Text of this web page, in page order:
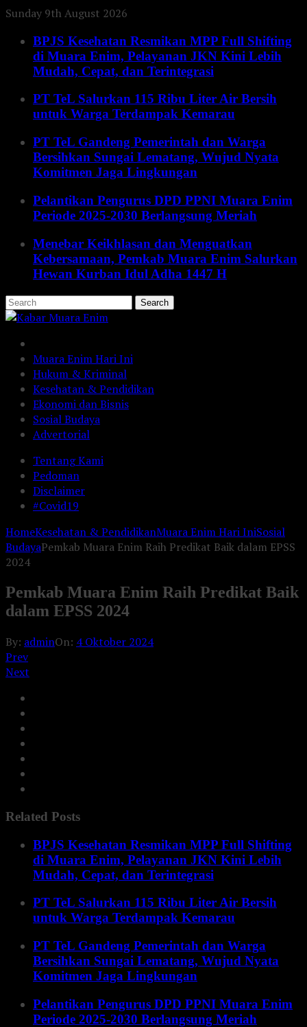
Sunday 9th August 2026
BPJS Kesehatan Resmikan MPP Full Shifting
di Muara Enim, Pelayanan JKN Kini Lebih
Mudah, Cepat, dan Terintegrasi
PT TeL Salurkan 115 Ribu Liter Air Bersih
untuk Warga Terdampak Kemarau
PT TeL Gandeng Pemerintah dan Warga
Bersihkan Sungai Lematang, Wujud Nyata
Komitmen Jaga Lingkungan
Pelantikan Pengurus DPD PPNI Muara Enim
Periode 2025-2030 Berlangsung Meriah
Menebar Keikhlasan dan Menguatkan
Kebersamaan, Pemkab Muara Enim Salurkan
Hewan Kurban Idul Adha 1447 H
Muara Enim Hari Ini
Hukum & Kriminal
Kesehatan & Pendidikan
Ekonomi dan Bisnis
Sosial Budaya
Advertorial
Tentang Kami
Pedoman
Disclaimer
#Covid19
HomeKesehatan & PendidikanMuara Enim Hari IniSosial
BudayaPemkab Muara Enim Raih Predikat Baik dalam EPSS
2024
Pemkab Muara Enim Raih Predikat Baik
dalam EPSS 2024
By: adminOn: 4 Oktober 2024
Prev
Next
Related Posts
BPJS Kesehatan Resmikan MPP Full Shifting
di Muara Enim, Pelayanan JKN Kini Lebih
Mudah, Cepat, dan Terintegrasi
PT TeL Salurkan 115 Ribu Liter Air Bersih
untuk Warga Terdampak Kemarau
PT TeL Gandeng Pemerintah dan Warga
Bersihkan Sungai Lematang, Wujud Nyata
Komitmen Jaga Lingkungan
Pelantikan Pengurus DPD PPNI Muara Enim
Periode 2025-2030 Berlangsung Meriah